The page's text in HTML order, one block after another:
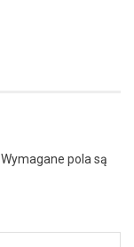
Wymagane pola są